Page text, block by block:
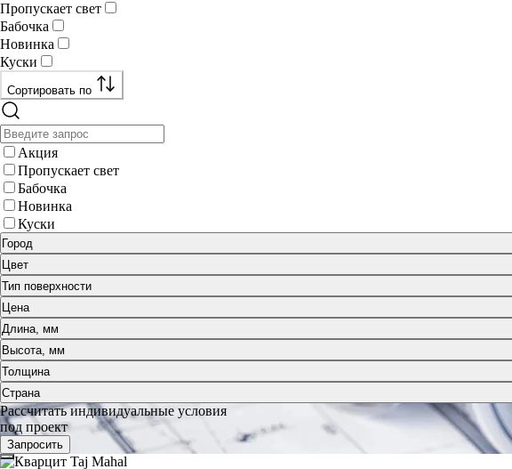
Пропускает свет
Бабочка
Новинка
Куски
Сортировать по
Акция
Пропускает свет
Бабочка
Новинка
Куски
Город
Цвет
Тип поверхности
Цена
Длина, мм
Высота, мм
Толщина
Страна
Рассчитать индивидуальные условия
под проект
Запросить